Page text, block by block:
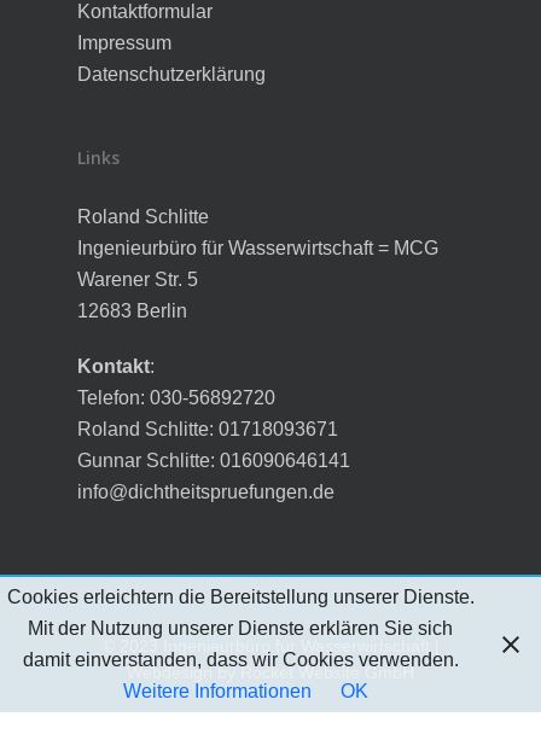
Kontaktformular
Impressum
Datenschutzerklärung
Links
Roland Schlitte
Ingenieurbüro für Wasserwirtschaft = MCG
Warener Str. 5
12683 Berlin
Kontakt:
Telefon: 030-56892720
Roland Schlitte: 01718093671
Gunnar Schlitte: 016090646141
info@dichtheitspruefungen.de
Webdesign byRocket Website GmbH
Cookies erleichtern die Bereitstellung unserer Dienste.
Mit der Nutzung unserer Dienste erklären Sie sich
damit einverstanden, dass wir Cookies verwenden.
Weitere Informationen
OK